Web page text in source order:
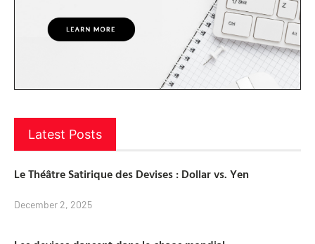
Latest Posts
Le Théâtre Satirique des Devises : Dollar vs. Yen
December 2, 2025